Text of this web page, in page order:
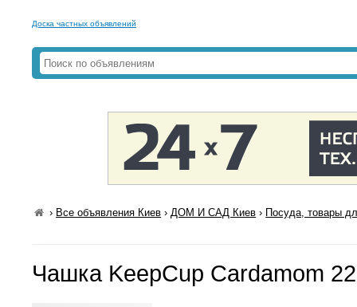
Доска частных объявлений
› Все объявления Киев ›ДОМ И САД Киев › Посуда, товары
Чашка KeepCup Cardamom